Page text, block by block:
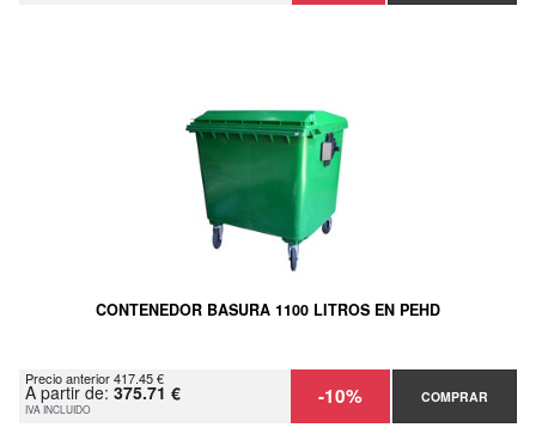
CONTENEDOR BASURA 1100 LITROS EN PEHD
Precio anterior 417.45 €
A partir de: 375.71 €
IVA INCLUIDO -10% COMPRAR